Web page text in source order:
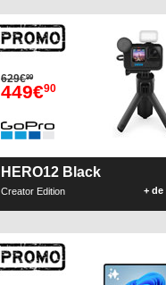
629€99
449€90
HERO12 Black
Creator Edition + de